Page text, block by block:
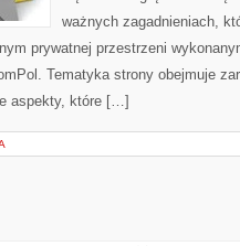
ważnych zagadnieniach,
prywatnej przestrzeni
Tematyka strony obejmuje
aspekty, które […]